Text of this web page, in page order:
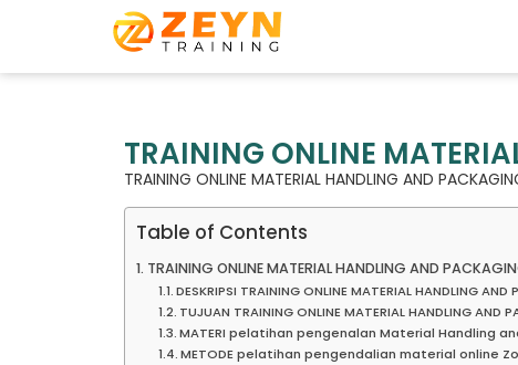
TRAINING ONLINE
TRAINING ONLINE MATERIAL HANDLING AND
Table of Contents
TRAINING ONLINE MATERIAL HANDLING AND
DESKRIPSI TRAINING ONLINE MATERIAL HANDLING AND
TUJUAN TRAINING ONLINE MATERIAL HANDLING AND
MATERI pelatihan pengenalan Material Handling
METODE pelatihan pengendalian material online